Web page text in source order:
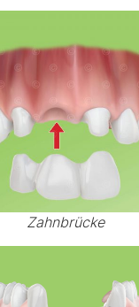
Zahnbrücke